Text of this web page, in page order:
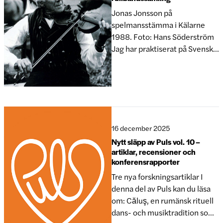
Jonas Jonsson på
spelmansstämma i Kälarne
1988. Foto: Hans Söderström
Jag har praktiserat på Svenskt
Stockholms universitet. På
rullbandssamling med
folkmusik från Jämtland som
tillhört fiolspelman
Nytt släpp av Puls vol. 10 –
artiklar, recensioner och
konferensrapporter
Tre nya forskningsartiklar I
denna del av Puls kan du läsa
om: Căluş, en rumänsk rituell
dans- och musiktradition som
16 december 2025